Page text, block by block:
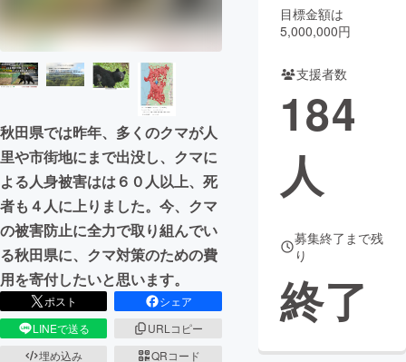
CAMPFIREふるさと納税
コミュニティ
秋田県では昨年、多くのクマが人
里や市街地にまで出没し、クマに
よる人身被害はは６０人以上、死
者も４人に上りました。今、クマ
の被害防止に全力で取り組んでい
る秋田県に、クマ対策のための費
用を寄付したいと思います。
ポスト
シェア
LINEで送る
URLコピー
埋め込み
QRコード
目標金額は
5,000,000円
支援者数
184
人
募集終了まで残
り
終了